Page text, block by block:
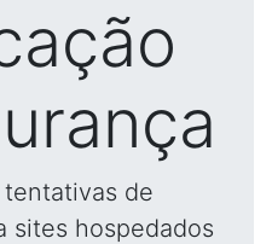
de
sites hospedados